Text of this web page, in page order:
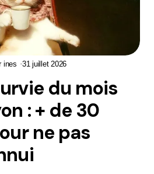
ines 31 juillet 2026
du mois
: + de 30
ne pas